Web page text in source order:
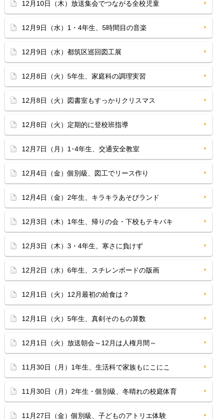
12月10日（木）放送集会でつながる全校児童
12月9日（水）1・4年生、5時間目の音楽
12月9日（水）都筑区巡回図工展
12月8日（火）5年生、家庭科の調理実習
12月8日（火）図書室もすっかりクリスマス
12月8日（火）定期的に登校班指導
12月7日（月）1･4年生、交通安全教室
12月4日（金）個別級、図工でリース作り
12月4日（金）2年生、キラキラあそびランド
12月3日（木）1年生、帰りの会・下校もテキパキ
12月3日（木）3・4年生、寒さに負けず
12月2日（水）6年生、スチレンボードの版画
12月1日（火）12月最初の給食は？
12月1日（火）5年生、真剣そのもの算数
12月1日（火）放送朝会～12月は人権月間～
11月30日（月）1年生、生活科で家族もにこにこ
11月30日（月）2年生・個別級、冬晴れの校庭体育
11月27日（金）個別級、子どものアトリエ体験